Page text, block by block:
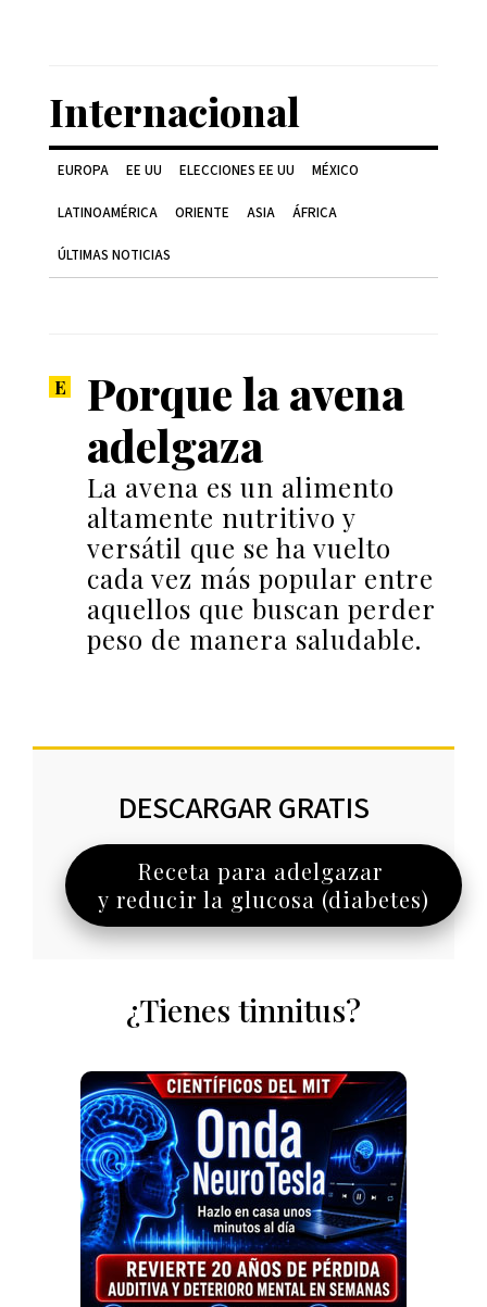
Internacional
EUROPA EE UU ELECCIONES EE UU MÉXICO
LATINOAMÉRICA ORIENTE ASIA ÁFRICA
ÚLTIMAS NOTICIAS
Porque la avena
adelgaza
La avena es un alimento
altamente nutritivo y
versátil que se ha vuelto
cada vez más popular entre
aquellos que buscan perder
peso de manera saludable.
DESCARGAR GRATIS
Receta para adelgazar
y reducir la glucosa (diabetes)
¿Tienes tinnitus?